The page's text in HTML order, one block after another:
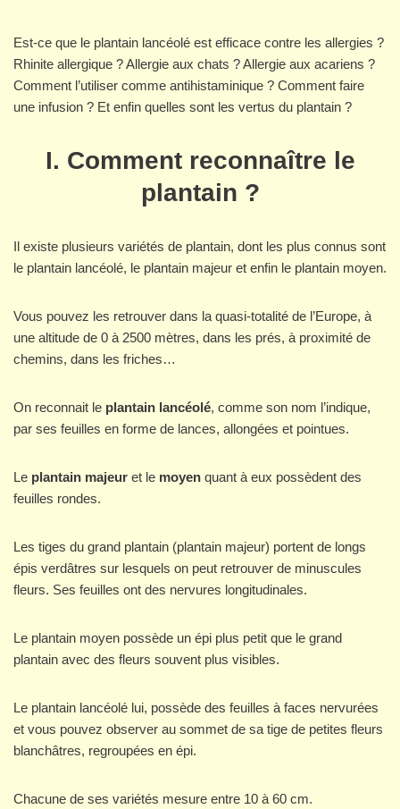
Est-ce que le plantain lancéolé est efficace contre les allergies ?
Rhinite allergique ? Allergie aux chats ? Allergie aux acariens ?
Comment l’utiliser comme antihistaminique ? Comment faire
une infusion ? Et enfin quelles sont les vertus du plantain ?
I. Comment reconnaître le
plantain ?
Il existe plusieurs variétés de plantain, dont les plus connus sont
le plantain lancéolé, le plantain majeur et enfin le plantain moyen.
Vous pouvez les retrouver dans la quasi-totalité de l’Europe, à
une altitude de 0 à 2500 mètres, dans les prés, à proximité de
chemins, dans les friches…
On reconnait le plantain lancéolé, comme son nom l’indique,
par ses feuilles en forme de lances, allongées et pointues.
Le plantain majeur et le moyen quant à eux possèdent des
feuilles rondes.
Les tiges du grand plantain (plantain majeur) portent de longs
épis verdâtres sur lesquels on peut retrouver de minuscules
fleurs. Ses feuilles ont des nervures longitudinales.
Le plantain moyen possède un épi plus petit que le grand
plantain avec des fleurs souvent plus visibles.
Le plantain lancéolé lui, possède des feuilles à faces nervurées
et vous pouvez observer au sommet de sa tige de petites fleurs
blanchâtres, regroupées en épi.
Chacune de ses variétés mesure entre 10 à 60 cm.